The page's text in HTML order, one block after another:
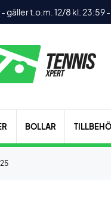
-gäller t.o.m. 12/8 kl. 23:59-
BOLLAR